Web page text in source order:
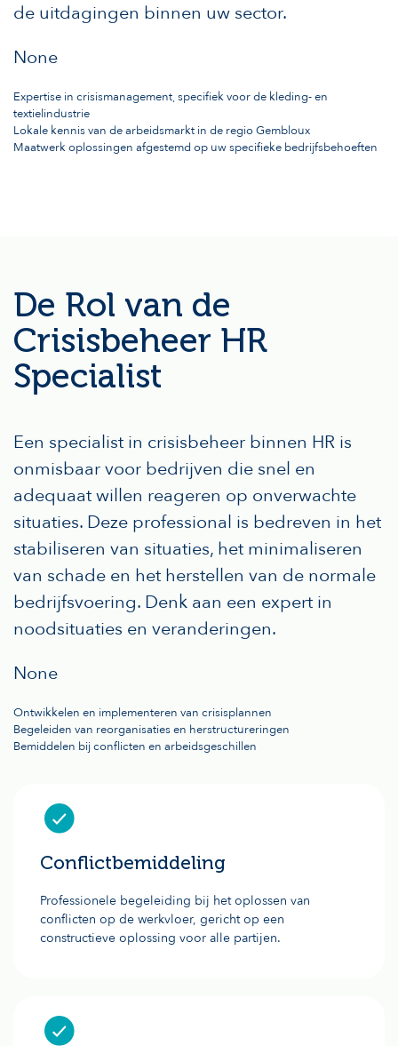
de uitdagingen binnen uw sector.
None
Expertise in crisismanagement, specifiek voor de kleding- en
textielindustrie
Lokale kennis van de arbeidsmarkt in de regio Gembloux
Maatwerk oplossingen afgestemd op uw specifieke bedrijfsbehoeften
De Rol van de
Crisisbeheer HR
Specialist
Een specialist in crisisbeheer binnen HR is
onmisbaar voor bedrijven die snel en
adequaat willen reageren op onverwachte
situaties. Deze professional is bedreven in het
stabiliseren van situaties, het minimaliseren
van schade en het herstellen van de normale
bedrijfsvoering. Denk aan een expert in
noodsituaties en veranderingen.
None
Ontwikkelen en implementeren van crisisplannen
Begeleiden van reorganisaties en herstructureringen
Bemiddelen bij conflicten en arbeidsgeschillen
Conflictbemiddeling
Professionele begeleiding bij het oplossen van
conflicten op de werkvloer, gericht op een
constructieve oplossing voor alle partijen.